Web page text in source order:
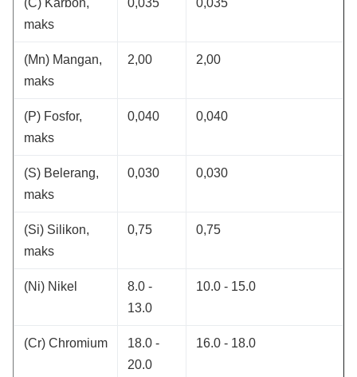
(C) Karbon,
maks
0,035 0,035
(Mn) Mangan,
maks
2,00 2,00
(P) Fosfor,
maks
0,040 0,040
(S) Belerang,
maks
0,030 0,030
(Si) Silikon,
maks
0,75 0,75
(Ni) Nikel
8.0 -
13.0
10.0 - 15.0
(Cr) Chromium
18.0 -
20.0
16.0 - 18.0